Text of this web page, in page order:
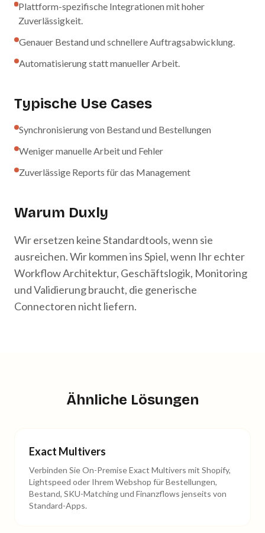
Plattform-spezifische Integrationen mit hoher
Zuverlässigkeit.
Genauer Bestand und schnellere Auftragsabwicklung.
Automatisierung statt manueller Arbeit.
Typische Use Cases
Synchronisierung von Bestand und Bestellungen
Weniger manuelle Arbeit und Fehler
Zuverlässige Reports für das Management
Warum Duxly
Wir ersetzen keine Standardtools, wenn sie
ausreichen. Wir kommen ins Spiel, wenn Ihr echter
Workflow Architektur, Geschäftslogik, Monitoring
und Validierung braucht, die generische
Connectoren nicht liefern.
Ähnliche Lösungen
Exact Multivers
Verbinden Sie On-Premise Exact Multivers mit Shopify,
Lightspeed oder Ihrem Webshop für Bestellungen,
Bestand, SKU-Matching und Finanzflows jenseits von
Standard-Apps.